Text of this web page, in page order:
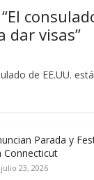
dar visas”
de EE.UU.
Parada y
Connecticut
julio 23, 2026